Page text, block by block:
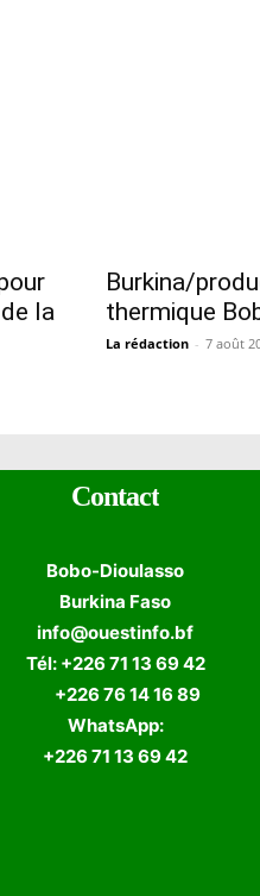
la
Burkina/
thermique
La rédaction - 7 août
Contact
Bobo-Dioulasso
Burkina Faso
info@ouestinfo.bf
Tél: +226 71 13 69 42
+226 76 14 16 89
WhatsApp:
+226 71 13 69 42